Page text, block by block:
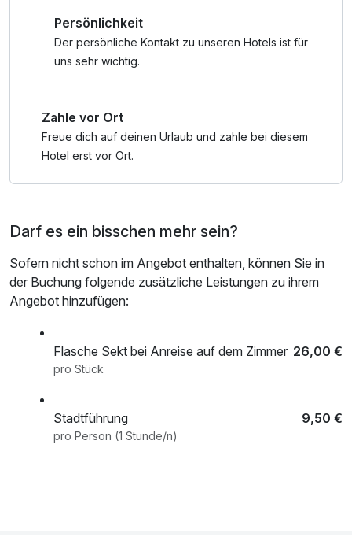
Rappbodetalsperre mit der „Titan-RT“ Hängebrücke oder
einfach zu einem Städtetrip, bereitet Ihnen unsere Küche
ein tolles Proviantpaket zu. Und wenn die Wege mal etwas
kostenfrei.
Mit dem kostenfreien W-LAN-Zugang im Hotel können Sie
oder die Kinder Ihre Erlebnisse am Abend sofort online
Persönlichkeit
Der persönliche Kontakt zu unseren Hotels ist für
uns sehr wichtig.
Zahle vor Ort
Freue dich auf deinen Urlaub und zahle bei diesem
Hotel erst vor Ort.
Darf es ein bisschen mehr sein?
Sofern nicht schon im Angebot enthalten, können Sie in
der Buchung folgende zusätzliche Leistungen zu ihrem
Angebot hinzufügen:
Flasche Sekt bei Anreise auf dem Zimmer 26,00 €
pro Stück
Stadtführung 9,50 €
pro Person (1 Stunde/n)